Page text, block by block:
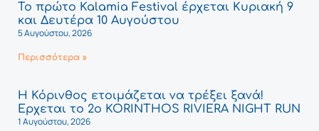
Το πρώτο Kalamia Festival έρχεται Κυριακή 9
και Δευτέρα 10 Αυγούστου
5 Αυγούστου, 2026
Περισσότερα »
Η Κόρινθος ετοιμάζεται να τρέξει ξανά!
Έρχεται το 2ο KORINTHOS RIVIERA NIGHT RUN
1 Αυγούστου, 2026